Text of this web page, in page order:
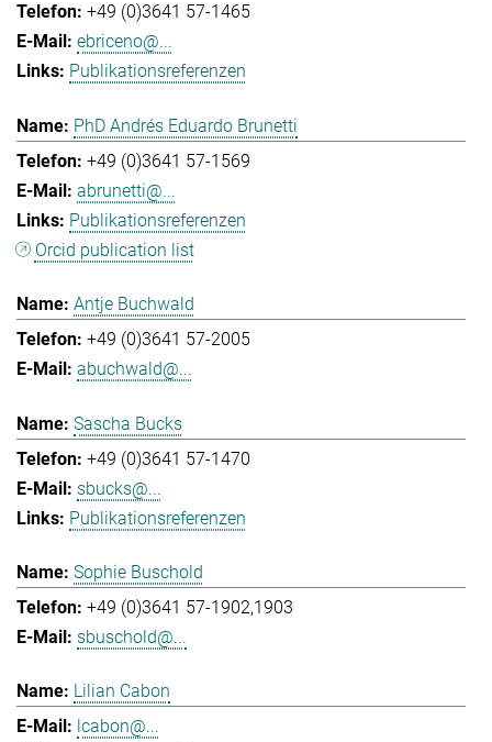
+49 (0)3641 57-1465
ebriceno@...
Publikationsreferenzen
PhD Andrés Eduardo Brunetti
+49 (0)3641 57-1569
abrunetti@...
Publikationsreferenzen
Orcid publication list
Antje Buchwald
+49 (0)3641 57-2005
abuchwald@...
Sascha Bucks
+49 (0)3641 57-1470
sbucks@...
Publikationsreferenzen
Sophie Buschold
+49 (0)3641 57-1902,1903
sbuschold@...
Lilian Cabon
lcabon@...